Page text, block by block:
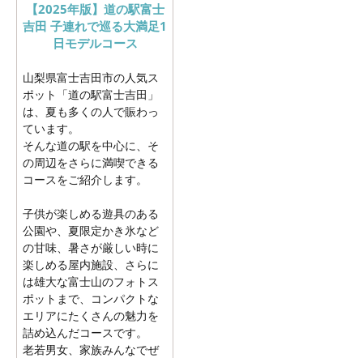
【2025年版】道の駅富士
吉田 子連れで巡る大満足1
日モデルコース
山梨県富士吉田市の人気ス
ポット「道の駅富士吉田」
は、夏も多くの人で賑わっ
ています。
そんな道の駅を中心に、そ
の周辺をさらに満喫できる
コースをご紹介します。
子供が楽しめる遊具のある
公園や、夏限定かき氷など
の甘味、暑さが厳しい時に
楽しめる屋内施設、さらに
は雄大な富士山のフォトス
ポットまで、コンパクトな
エリアにたくさんの魅力を
詰め込んだコースです。
老若男女、家族みんなでぜ